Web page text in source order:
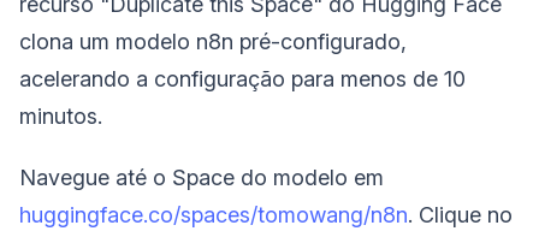
clona um modelo n8n pré-configurado,
acelerando a configuração para menos de 10
minutos.
Navegue até o Space do modelo em
huggingface.co/spaces/tomowang/n8n. Clique no